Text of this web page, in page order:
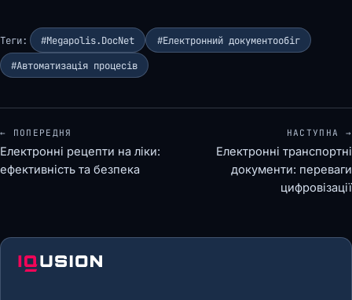
Теги: #Megapolis.DocNet
#Електронний документообіг
#Автоматизація процесів
← ПОПЕРЕДНЯ
Електронні рецепти на ліки:
ефективність та безпека
НАСТУПНА →
Електронні транспортні
документи: переваги
цифровізації